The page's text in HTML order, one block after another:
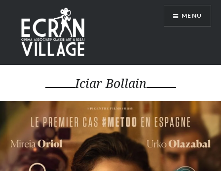
contenu
principal
ÉCRAN VILLAGE
MENU
Iciar Bollain